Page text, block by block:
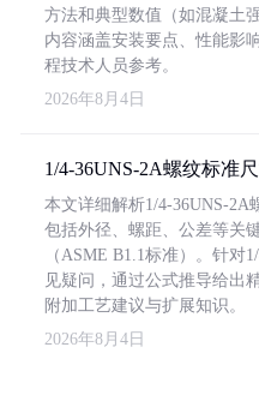
方法和典型数值（如混凝土
内容涵盖安装要点、性能影
程技术人员参考。
2026年8月4日
1/4-36UNS-2A螺纹标准
本文详细解析1/4-36UNS-2A
包括外径、螺距、公差等关
（ASME B1.1标准）。针对
见疑问，通过公式推导给出
附加工艺建议与扩展知识。
2026年8月4日